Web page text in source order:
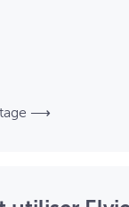
⟶